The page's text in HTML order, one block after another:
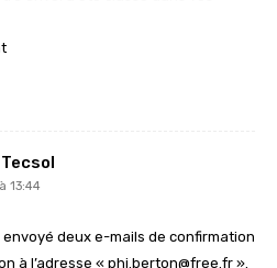
13:44
deux e-mails de confirmation
à l’adresse « phi.berton@free.fr ».